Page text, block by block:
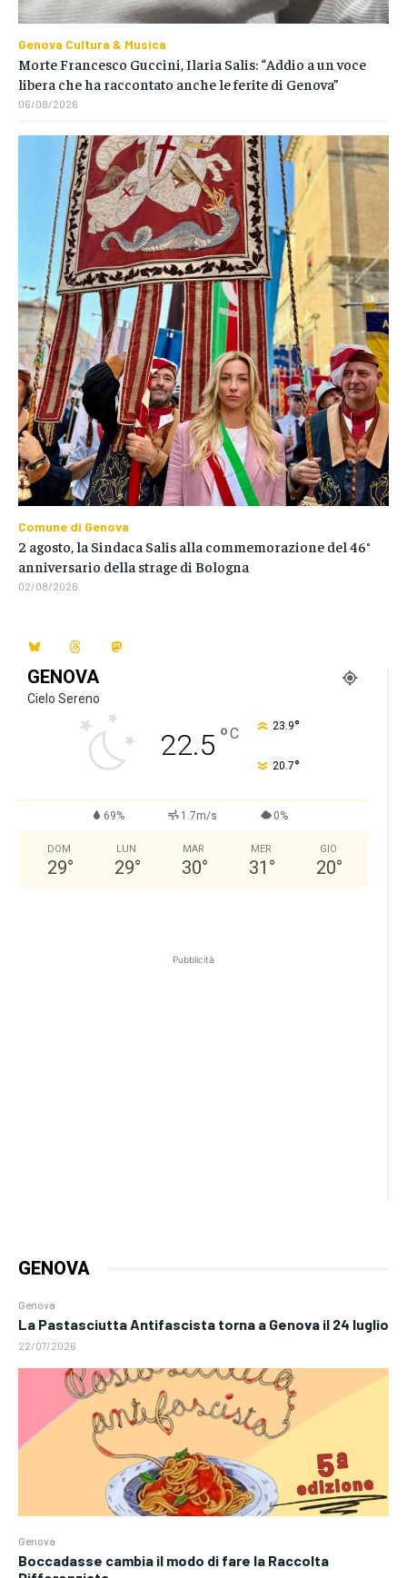
GENOVA
Cielo Sereno
22.5 °C 23.9°
20.7°
69% 1.7m/s 0%
DOM
29°
LUN
29°
MAR
30°
MER
31 °
GIO
20°
Pubblicità
GENOVA
Genova
La Pastasciutta Antifascista torna a Genova il 24 luglio
22/07/2026
Genova
Boccadasse cambia il modo di fare la Raccolta
Genova Cultura & Musica
Morte Francesco Guccini, Ilaria Salis: “Addio a un voce
libera che ha raccontato anche le ferite di Genova”
06/08/2026
Comune di Genova
2 agosto, la Sindaca Salis alla commemorazione del 46°
anniversario della strage di Bologna
02/08/2026